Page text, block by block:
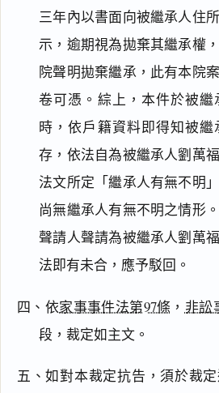
三年內以書面向被繼承人住
示，逾期視為拋棄其繼承權
院聲明拋棄繼承，此有本院
卷可憑。綜上，本件於被
時，依戶籍資料即得知被
存，依法自為被繼承人劉萬
法文所定「繼承人有無不明
尚無繼承人有無不明之情形
聲請人聲請為被繼承人劉萬
法即有未合，應予駁回。
四、依家事事件法第97條 ， 非訟
段，裁定如主文。
五、如對本裁定抗告，須於裁